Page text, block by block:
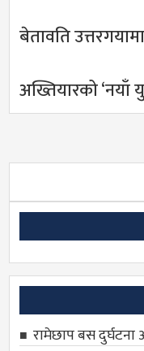
बेतावति
अख्तियारको ‘नयाँ
रामेछाप बस